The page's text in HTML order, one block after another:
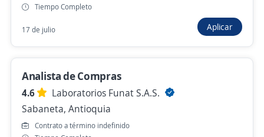
$ 3.550.000,00 (Mensual)
Hace 3 horas
Anterior
Nuevas ofertas de empleo
Tiempo Completo
17 de julio Aplicar
Analista de Compras
4.6
Laboratorios Funat S.A.S.
Sabaneta, Antioquia
Contrato a término indefinido